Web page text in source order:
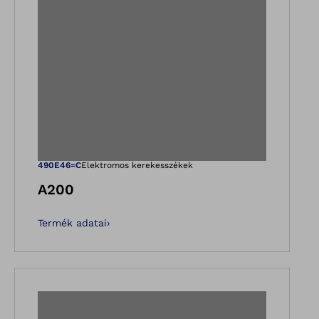
a Galéria
Megnyitja a
490E46=CElektromos kerekesszékek
A200
Termék adatai›